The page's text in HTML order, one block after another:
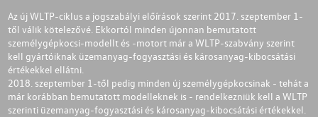
Az új WLTP-ciklus a jogszabályi előírások szerint 2017. szeptember 1-
től válik kötelezővé. Ekkortól minden újonnan bemutatott
személygépkocsi-modellt és -motort már a WLTP-szabvány szerint
kell gyártóiknak üzemanyag-fogyasztási és károsanyag-kibocsátási
értékekkel ellátni.
2018. szeptember 1-től pedig minden új személygépkocsinak - tehát a
már korábban bemutatott modelleknek is - rendelkezniük kell a WLTP
szerinti üzemanyag-fogyasztási és károsanyag-kibocsátási értékekkel.